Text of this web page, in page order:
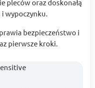
pleców oraz doskonałą
wypoczynku.
bezpieczeństwo i
pierwsze kroki.